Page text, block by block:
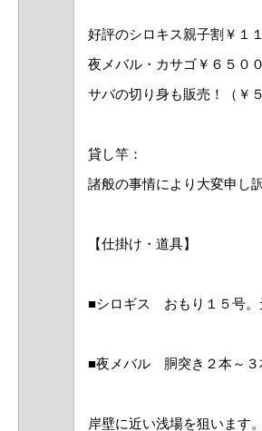
好評のシロキス親子割￥１
夜メバル・カサゴ￥６５０
サバの切り身も販売！（￥
貸し竿：
諸般の事情により大変申し
【仕掛け・道具】
■シロギス おもり１５号。
■夜メバル 胴突き２本～３
岸壁に近い浅場を狙います